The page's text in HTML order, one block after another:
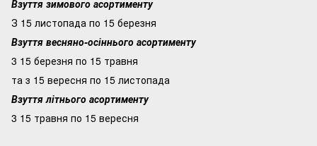
Взуття зимового асортименту
З 15 листопада по 15 березня
Взуття весняно-осіннього асортименту
3 15 березня по 15 травня
та з 15 вересня по 15 листопада
Взуття літнього асортименту
3 15 травня по 15 вересня